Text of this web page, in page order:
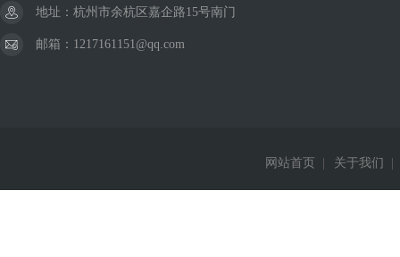
地址：杭州市余杭区嘉企路15号南门
邮箱：1217161151@qq.com
网站首页 关于我们